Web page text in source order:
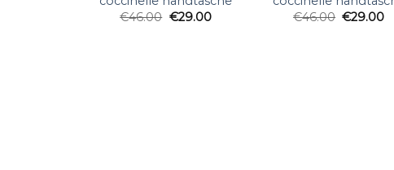
€46.00 €29.00
€46.00 €29.00